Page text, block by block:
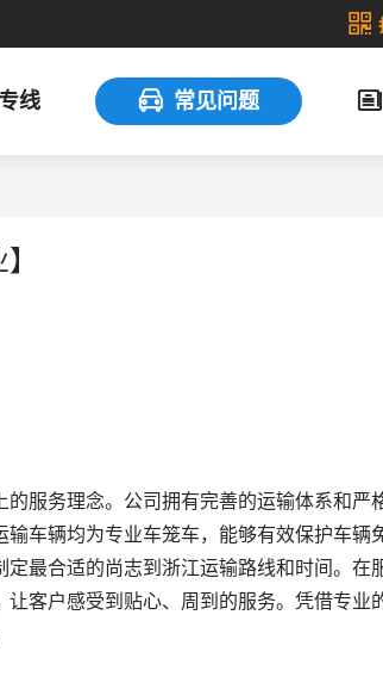
线 常见问题
服务理念。公司拥有完善的运输体系和严
车辆均为专业车笼车，能够有效保护车辆
最合适的尚志到浙江运输路线和时间。在
客户感受到贴心、周到的服务。凭借专业